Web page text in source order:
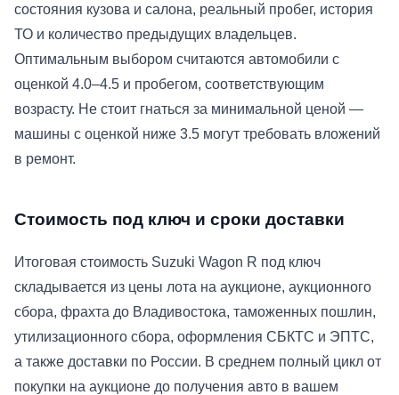
состояния кузова и салона, реальный пробег, история
ТО и количество предыдущих владельцев.
Оптимальным выбором считаются автомобили с
оценкой 4.0–4.5 и пробегом, соответствующим
возрасту. Не стоит гнаться за минимальной ценой —
машины с оценкой ниже 3.5 могут требовать вложений
в ремонт.
Стоимость под ключ и сроки доставки
Итоговая стоимость Suzuki Wagon R под ключ
складывается из цены лота на аукционе, аукционного
сбора, фрахта до Владивостока, таможенных пошлин,
утилизационного сбора, оформления СБКТС и ЭПТС,
а также доставки по России. В среднем полный цикл от
покупки на аукционе до получения авто в вашем